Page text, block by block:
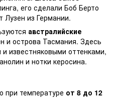
его сделали Боб Берто
Лузен из Германии.
австралийские
и острова Тасмания. Здесь
известняковыми оттенками,
и нотки керосина.
при температуре от 8 до 12